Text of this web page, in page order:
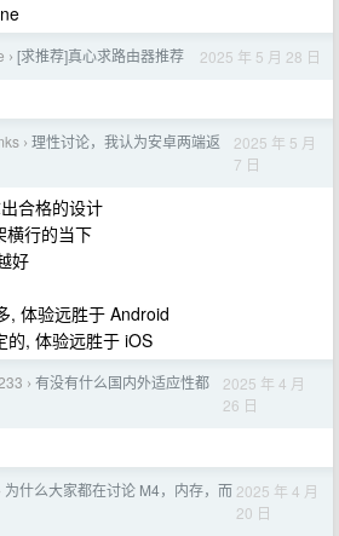
› [求推荐]真心求路由器推荐 2025 年 5 月 28 日
› 理性讨论，我认为安卓两端返
2025 年 5 月
7 日
合格的设计
横行的当下
好
, 体验远胜于 Android
的, 体验远胜于 iOS
› 有没有什么国内外适应性都
2025 年 4 月
26 日
为什么大家都在讨论 M4，内存，而 2025 年 4 月
20 日